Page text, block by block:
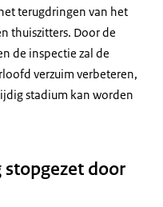
terugdringen van het
thuiszitters. Door de
de inspectie zal de
verzuim verbeteren,
stadium kan worden
stopgezet door